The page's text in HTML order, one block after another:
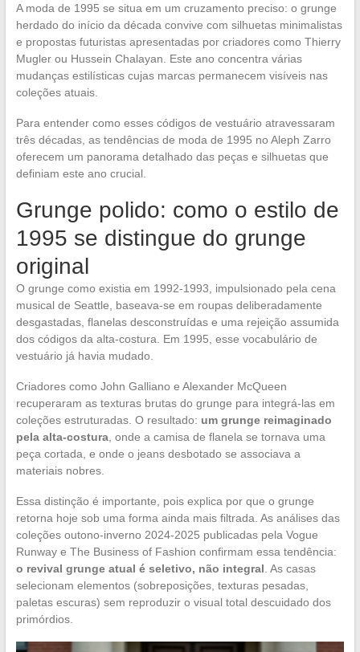
A moda de 1995 se situa em um cruzamento preciso: o grunge
herdado do início da década convive com silhuetas minimalistas
e propostas futuristas apresentadas por criadores como Thierry
Mugler ou Hussein Chalayan. Este ano concentra várias
mudanças estilísticas cujas marcas permanecem visíveis nas
coleções atuais.
Para entender como esses códigos de vestuário atravessaram
três décadas, as tendências de moda de 1995 no Aleph Zarro
oferecem um panorama detalhado das peças e silhuetas que
definiam este ano crucial.
Grunge polido: como o estilo de
1995 se distingue do grunge
original
O grunge como existia em 1992-1993, impulsionado pela cena
musical de Seattle, baseava-se em roupas deliberadamente
desgastadas, flanelas desconstruídas e uma rejeição assumida
dos códigos da alta-costura. Em 1995, esse vocabulário de
vestuário já havia mudado.
Criadores como John Galliano e Alexander McQueen
recuperaram as texturas brutas do grunge para integrá-las em
coleções estruturadas. O resultado: um grunge reimaginado
pela alta-costura, onde a camisa de flanela se tornava uma
peça cortada, e onde o jeans desbotado se associava a
materiais nobres.
Essa distinção é importante, pois explica por que o grunge
retorna hoje sob uma forma ainda mais filtrada. As análises das
coleções outono-inverno 2024-2025 publicadas pela Vogue
Runway e The Business of Fashion confirmam essa tendência:
o revival grunge atual é seletivo, não integral . As casas
selecionam elementos (sobreposições, texturas pesadas,
paletas escuras) sem reproduzir o visual total descuidado dos
primórdios.